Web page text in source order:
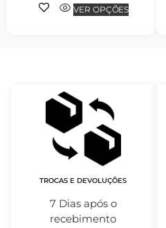
VER OPÇÕES
TROCAS E DEVOLUÇÕES
7 Dias após o
recebimento